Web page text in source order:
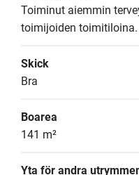
Toiminut aiemmin
toimijoiden toimitiloina.
Skick
Bra
Boarea
141 m²
Yta för andra